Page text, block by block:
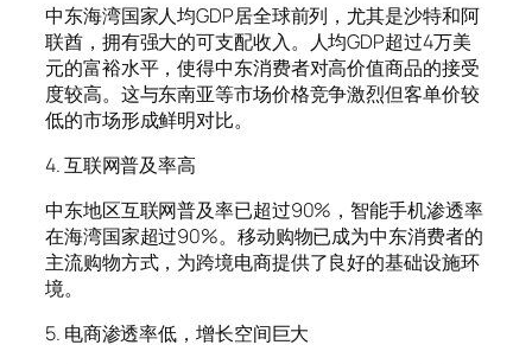
中东海湾国家人均GDP居全球前列，尤其是沙特和阿
联酋，拥有强大的可支配收入。人均GDP超过4万美
元的富裕水平，使得中东消费者对高价值商品的接受
度较高。这与东南亚等市场价格竞争激烈但客单价较
低的市场形成鲜明对比。
4. 互联网普及率高
中东地区互联网普及率已超过90%，智能手机渗透率
在海湾国家超过90%。移动购物已成为中东消费者的
主流购物方式，为跨境电商提供了良好的基础设施环
境。
5. 电商渗透率低，增长空间巨大